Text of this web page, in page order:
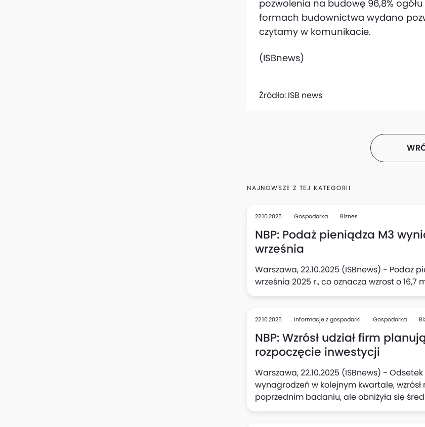
pozwolenia na budowę 96,8%
formach budownictwa wydano
czytamy w komunikacie.
(ISBnews)
Źródło: ISB news
NAJNOWSZE Z TEJ KATEGORII
22.10.2025 Gospodarka Biznes
NBP: Podaż pieniądza M3
września
Warszawa, 22.10.2025 (ISBnews) - Podaż
września 2025 r., co oznacza wzrost o 16,7
22.10.2025 Informacje z gospodarki Gospodarka
NBP: Wzrósł udział firm
rozpoczęcie inwestycji
Warszawa, 22.10.2025 (ISBnews) -
wynagrodzeń w kolejnym kwartale, wzrósł
poprzednim badaniu, ale obniżyła się
podwyżki (do 5,1%, wobec 5,3% kwartał